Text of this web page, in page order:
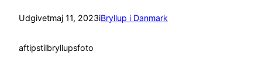
Udgivetmaj 11, 2023iBryllup i Danmark
aftipstilbryllupsfoto